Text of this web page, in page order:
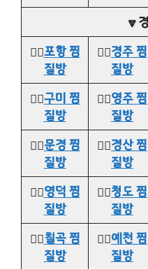
🔽
👉🏻포항 찜
질방
👉🏻경주 찜
질방
👉🏻구미 찜
질방
👉🏻영주 찜
질방
👉🏻문경 찜
질방
👉🏻경산 찜
질방
👉🏻영덕 찜
질방
👉🏻청도 찜
질방
👉🏻칠곡 찜
질방
👉🏻예천 찜
질방